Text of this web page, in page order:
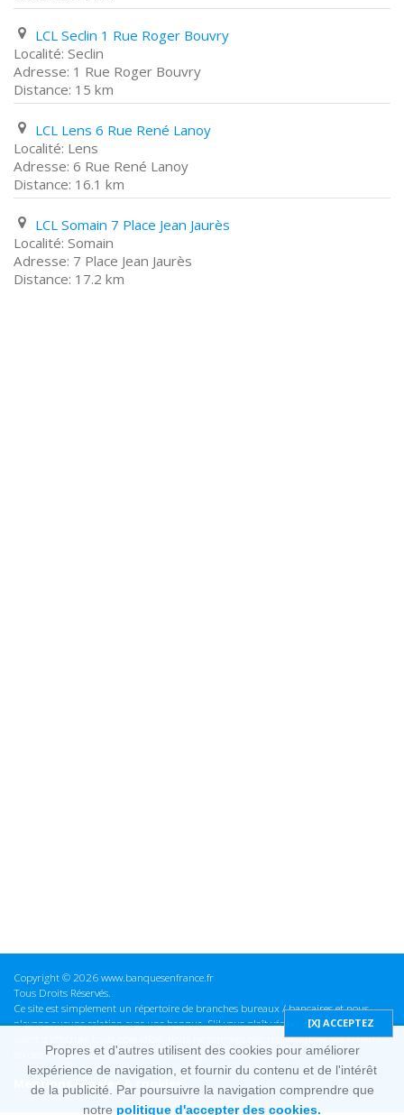
LCL Seclin 1 Rue Roger Bouvry
Seclin
1 Rue Roger Bouvry
15 km
LCL Lens 6 Rue René Lanoy
Lens
6 Rue René Lanoy
16.1 km
LCL Somain 7 Place Jean Jaurès
Somain
7 Place Jean Jaurès
17.2 km
Copyright © 2026 www.banquesenfrance.fr
Tous Droits Réservés.
Ce site est simplement un répertoire de branches bureaux / bancaires et nous
n'avons aucune relation avec une banque. S'il vous plaît vérifier ces informations
avant d'effectuer toute opération, nous ne sommes pas responsables des erreurs
ou des omissions dans les informations que nous fournissons.
Mentions Légales & cookies
Propres et d'autres utilisent des cookies pour améliorer
lexpérience de navigation, et fournir du contenu et de l'intérêt
de la publicité. Par poursuivre la navigation comprendre que
notre politique d'accepter des cookies.